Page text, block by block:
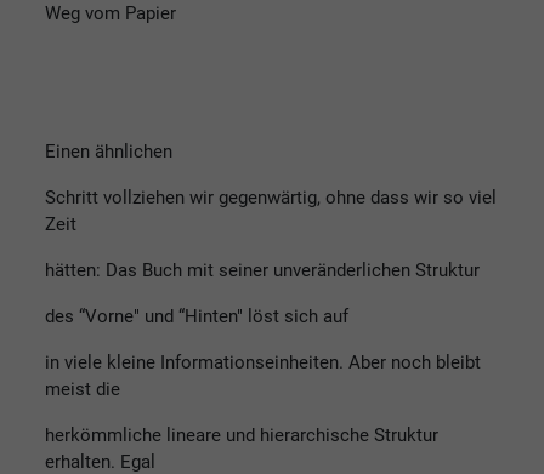
Weg vom Papier
Einen ähnlichen
Schritt vollziehen wir gegenwärtig, ohne dass wir so viel
Zeit
hätten: Das Buch mit seiner unveränderlichen Struktur
des “Vorne" und “Hinten" löst sich auf
in viele kleine Informationseinheiten. Aber noch bleibt
meist die
herkömmliche lineare und hierarchische Struktur
erhalten. Egal